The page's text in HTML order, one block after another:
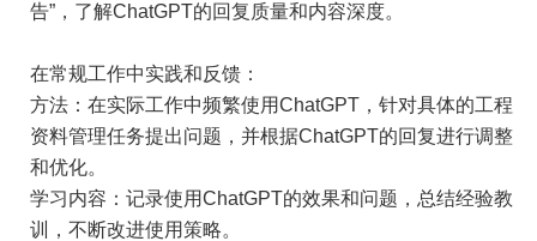
告”，了解ChatGPT的回复质量和内容深度。
在常规工作中实践和反馈：
方法：在实际工作中频繁使用ChatGPT，针对具体的工程
资料管理任务提出问题，并根据ChatGPT的回复进行调整
和优化。
学习内容：记录使用ChatGPT的效果和问题，总结经验教
训，不断改进使用策略。